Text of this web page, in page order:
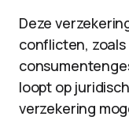
Deze
conflicten,
loopt op
verzekering